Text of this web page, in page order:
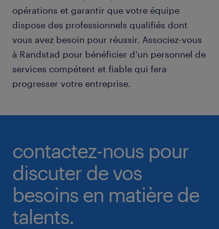
opérations et garantir que votre équipe
dispose des professionnels qualifiés dont
vous avez besoin pour réussir. Associez-vous
à Randstad pour bénéficier d'un personnel de
services compétent et fiable qui fera
progresser votre entreprise.
contactez-nous pour
discuter de vos
besoins en matière de
talents.